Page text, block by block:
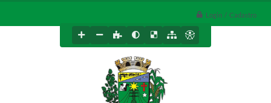
Login / Cadastro